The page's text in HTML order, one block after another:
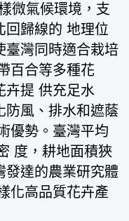
微氣候環境，支
回歸線的 地理位
臺灣同時適合栽培
百合等多種花
卉提 供充足水
防風、排水和遮蔭
優勢。臺灣平均
度，耕地面積狹
發達的農業研究體
化高品質花卉產